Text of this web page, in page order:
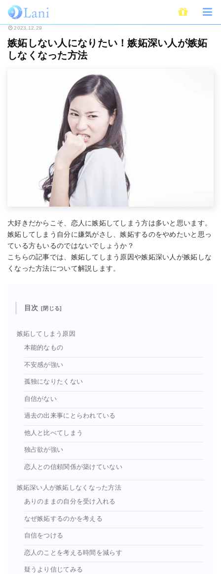
ホーム 恋愛 嫉妬しない人になりたい！嫉妬深い人が嫉妬しなくなった方法
2023.12.29
嫉妬しない人になりたい！嫉妬深い人が嫉妬
しなくなった方法
大好きだからこそ、恋人に嫉妬してしまう方は多いと思います。
嫉妬してしまう自分に嫌気がさし、嫉妬するのをやめたいと思っ
ている方もいるのではないでしょうか？
こちらの記事では、嫉妬してしまう原因や嫉妬深い人が嫉妬しな
くなった方法について解説します。
目次
嫉妬してしまう原因
本能的なもの
不安感が強い
孤独になりたくない
自信がない
過去の出来事にとらわれている
他人と比べてしまう
独占欲が強い
恋人との信頼関係が築けていない
嫉妬深い人が嫉妬しなくなった方法
ありのままの自分を受け入れる
なぜ嫉妬するのかを考える
自信をつける
恋人のことを考える時間を減らす
疑うより信じてみる